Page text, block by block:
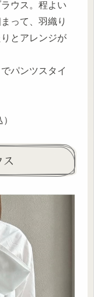
ウス。程よい
って、羽織り
とアレンジが
パンツスタイ